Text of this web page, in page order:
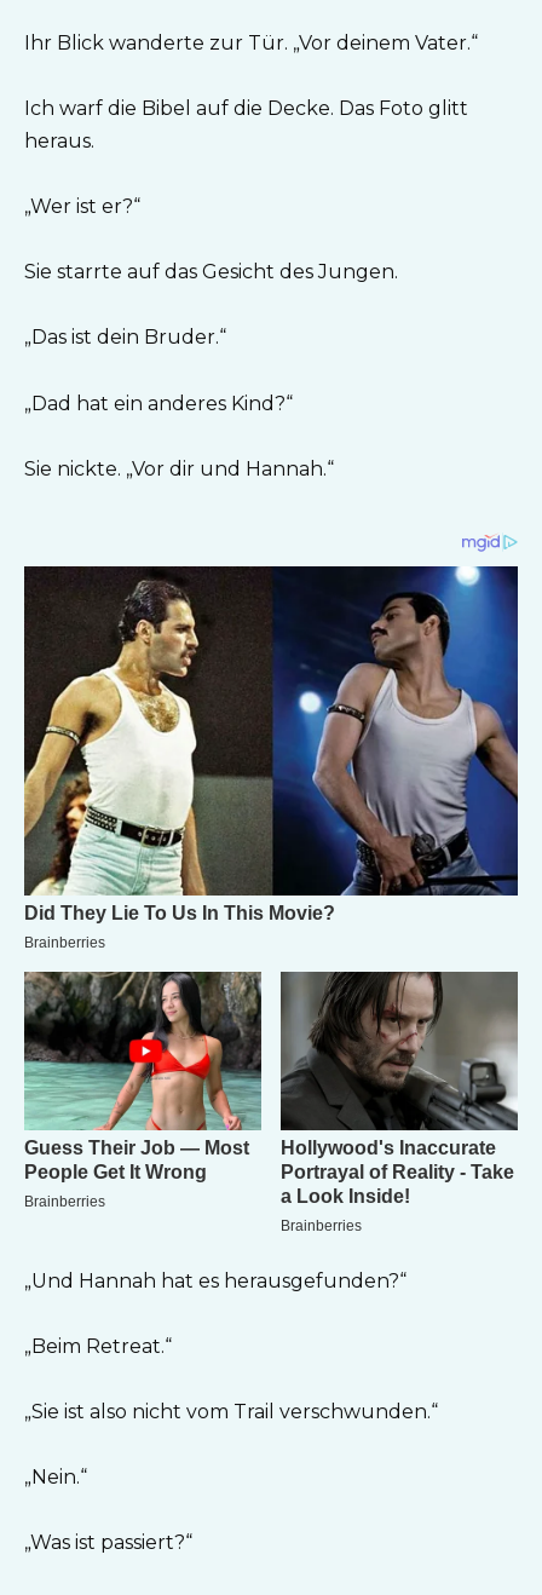
Ihr Blick wanderte zur Tür. „Vor deinem Vater.“
Ich warf die Bibel auf die Decke. Das Foto glitt
heraus.
„Wer ist er?“
Sie starrte auf das Gesicht des Jungen.
„Das ist dein Bruder.“
„Dad hat ein anderes Kind?“
Sie nickte. „Vor dir und Hannah.“
„Und Hannah hat es herausgefunden?“
„Beim Retreat.“
„Sie ist also nicht vom Trail verschwunden.“
„Nein.“
„Was ist passiert?“